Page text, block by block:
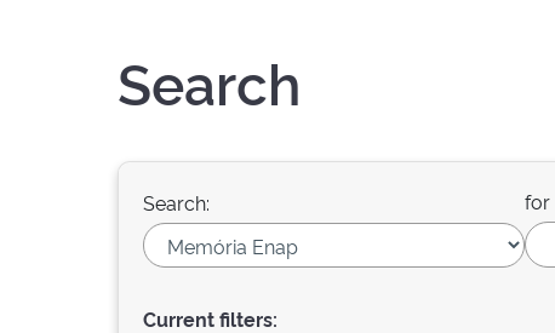
Search
Search: for
Current filters: